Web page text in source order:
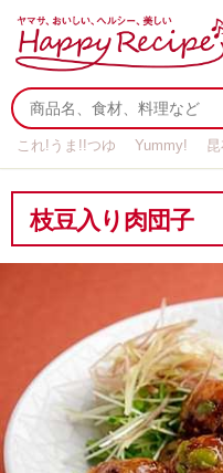
これ!うま!!つゆ Yummy!
枝豆入り肉団子